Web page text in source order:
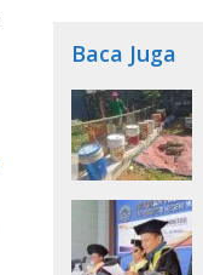
Baca Juga